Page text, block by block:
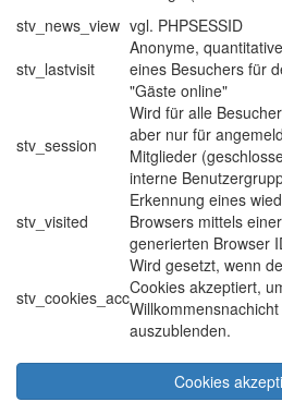
stv_news_view vgl. PHPSESSID
stv_lastvisit
Anonyme,
eines Besuchers für
"Gäste online"
stv_session
Wird für alle
aber nur für
Mitglieder
interne
stv_visited
Erkennung eines
Browsers mittels
generierten Browser
stv_cookies_acc
Wird gesetzt, wenn
Cookies akzeptiert,
auszublenden.
Cookies